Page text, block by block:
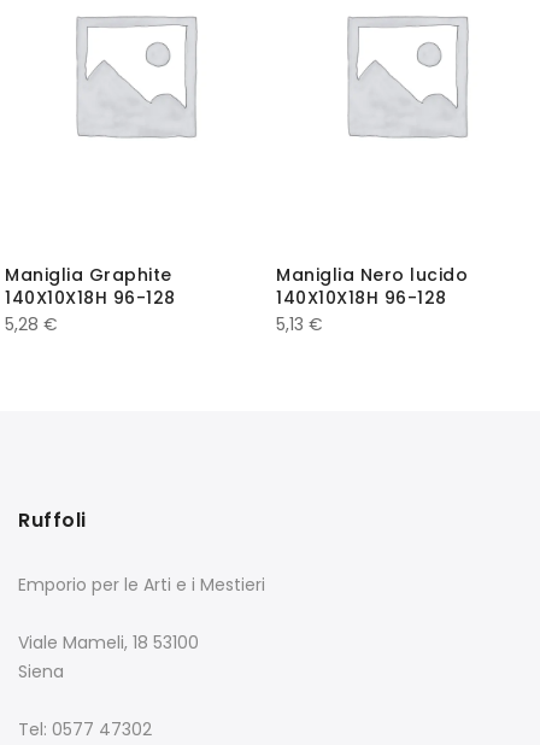
Maniglia Graphite
140X10X18H 96-128
5,28 €
Maniglia Nero lucido
140X10X18H 96-128
5,13 €
Ruffoli
Emporio per le Arti e i Mestieri
Viale Mameli, 18 53100
Siena
Tel: 0577 47302